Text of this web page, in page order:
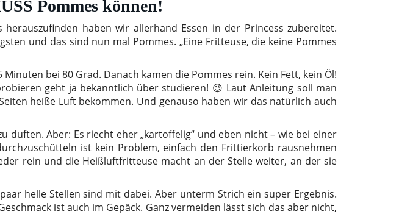
Pommes können!
haben wir allerhand Essen in der Princess zubereitet.
und das sind nun mal Pommes. „Eine Fritteuse, die keine Pommes
bei 80 Grad. Danach kamen die Pommes rein. Kein Fett, kein Öl!
geht ja bekanntlich über studieren! 😉 Laut Anleitung soll man
heiße Luft bekommen. Und genauso haben wir das natürlich auch
duften. Aber: Es riecht eher „kartoffelig“ und eben nicht – wie bei einer
ist kein Problem, einfach den Frittierkorb rausnehmen
rein und die Heißluftfritteuse macht an der Stelle weiter, an der sie
helle Stellen sind mit dabei. Aber unterm Strich ein super Ergebnis.
ist auch im Gepäck. Ganz vermeiden lässt sich das aber nicht,